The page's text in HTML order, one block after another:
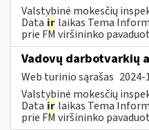
Valstybinė mokesčių
Data ir laikas Tema
prie FM viršininko
Vadovų darbotvarkių
Web turinio sąrašas 2024-
Valstybinė mokesčių
Data ir laikas Tema
prie FM viršininko